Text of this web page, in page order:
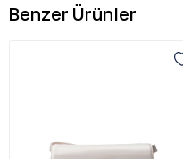
Benzer Ürünler